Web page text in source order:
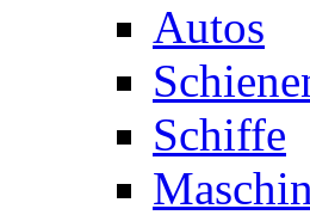
Autos
Schiffe